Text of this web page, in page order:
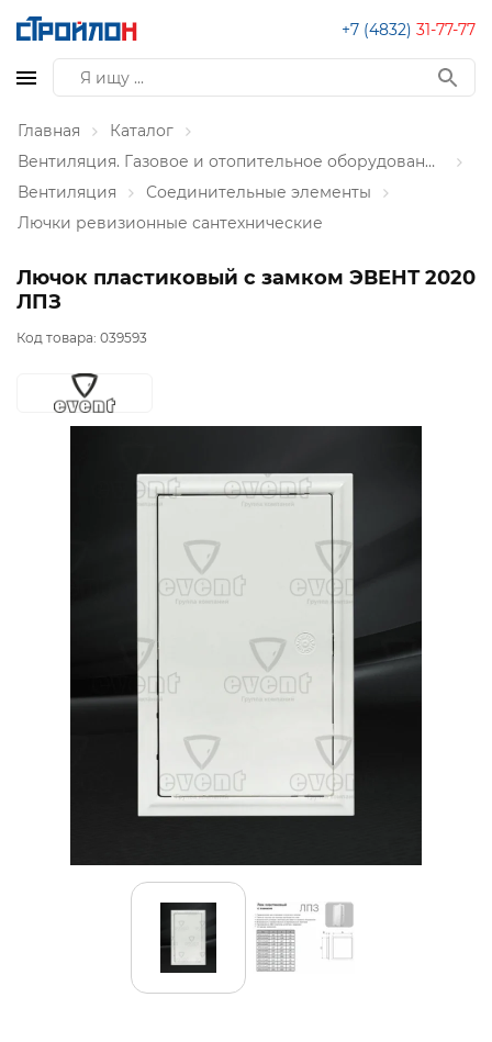
+7 (4832) 31-77-77
Главная
Каталог
Вентиляция. Газовое и отопительное оборудование
Вентиляция
Соединительные элементы
Лючки ревизионные сантехнические
Лючок пластиковый с замком ЭВЕНТ 2020
ЛПЗ
Код товара: 039593